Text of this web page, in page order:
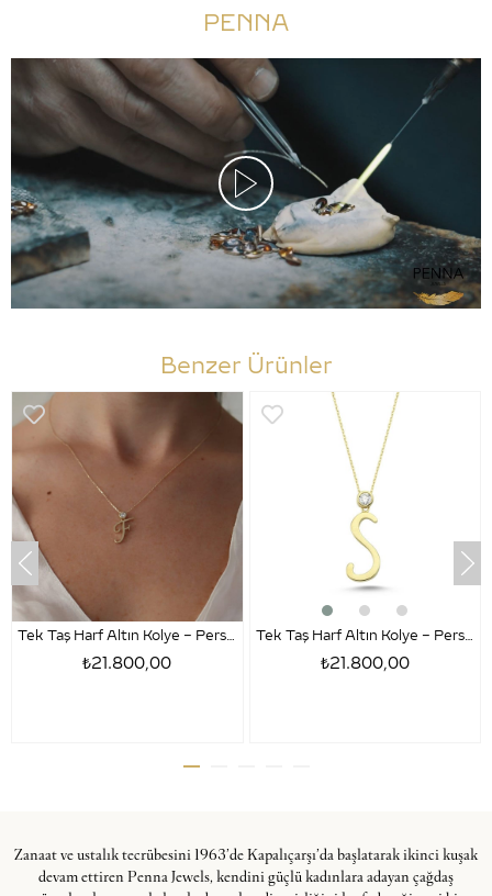
PENNA
Benzer Ürünler
Tek Taş Harf Altın Kolye – Persona F Harfi
₺21.800,00
Tek Taş Harf Altın Kolye – Persona S Harfi
₺21.800,00
Zanaat ve ustalık tecrübesini 1963’de Kapalıçarşı’da başlatarak ikinci kuşak
devam ettiren Penna Jewels, kendini güçlü kadınlara adayan çağdaş